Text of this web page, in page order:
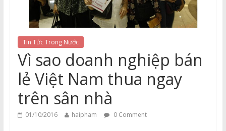
Tin Tức Trong Nước
Vì sao doanh nghiệp bán
lẻ Việt Nam thua ngay
trên sân nhà
01/10/2016 haipham 0 Comment